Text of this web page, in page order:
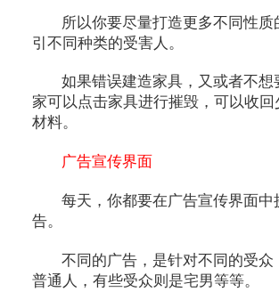
所以你要尽量打造更多不同性质
引不同种类的受害人。
如果错误建造家具，又或者不想
家可以点击家具进行摧毁，可以收回
材料。
广告宣传界面
每天，你都要在广告宣传界面中
告。
不同的广告，是针对不同的受众
普通人，有些受众则是宅男等等。